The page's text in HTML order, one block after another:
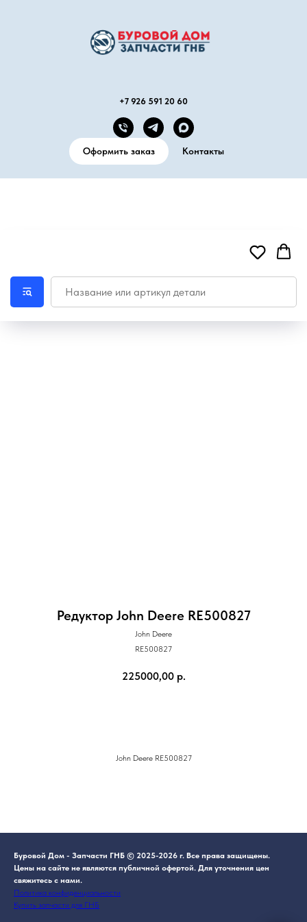
+7 926 591 20 60
Оформить заказ Контакты
Редуктор John Deere RE500827
John Deere
RE500827
225000,00 р.
John Deere RE500827
Буровой Дом - Запчасти ГНБ © 2025-2026 г. Все права защищены.
Цены на сайте не являются публичной офертой. Для уточнения цен
свяжитесь с нами.
Политика конфиденциальности
Купить запчасти для ГНБ